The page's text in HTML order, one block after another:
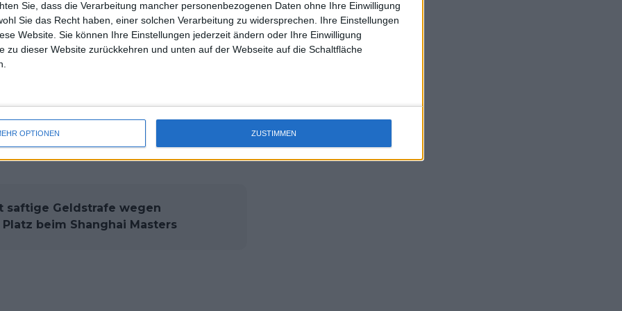
Sie, dass die Verarbeitung mancher personenbezogenen Daten ohne Ihre Einwilligung
Sie das Recht haben, einer solchen Verarbeitung zu widersprechen. Ihre Einstellungen
Website. Sie können Ihre Einstellungen jederzeit ändern oder Ihre Einwilligung
zu dieser Website zurückkehren und unten auf der Webseite auf die Schaltfläche
OPTIONEN ZUSTIMMEN
Jahr gewann und Serena im
ehemalige Nummer 1 der Welt,
anzutreten, der wohl
dank seiner starken Leistungen bei
und seiner Zeit als Top-10-
gezogen hat.
saftige Geldstrafe wegen
beim Shanghai Masters
uss J-L-Struff wahrscheinlich morge 3 Spiele absolvieren (2.
mal Einzel 1x Doppel) dank der hervorragenden Unterstützung
des Kommentators für F-A-A